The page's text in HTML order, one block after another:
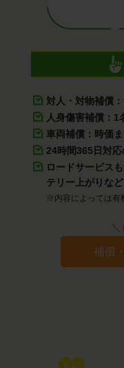
対人・対物補償
人身傷害補償：1
車両補償：時価
24時間365日対
ロードサービス
テリー上がりなど
※内容によっては有
＼
補償